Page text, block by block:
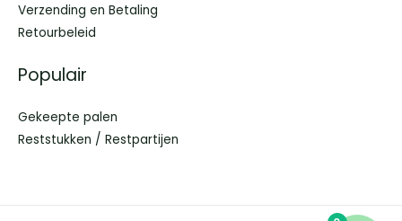
Verzending en Betaling
Retourbeleid
Populair
Gekeepte palen
Reststukken / Restpartijen